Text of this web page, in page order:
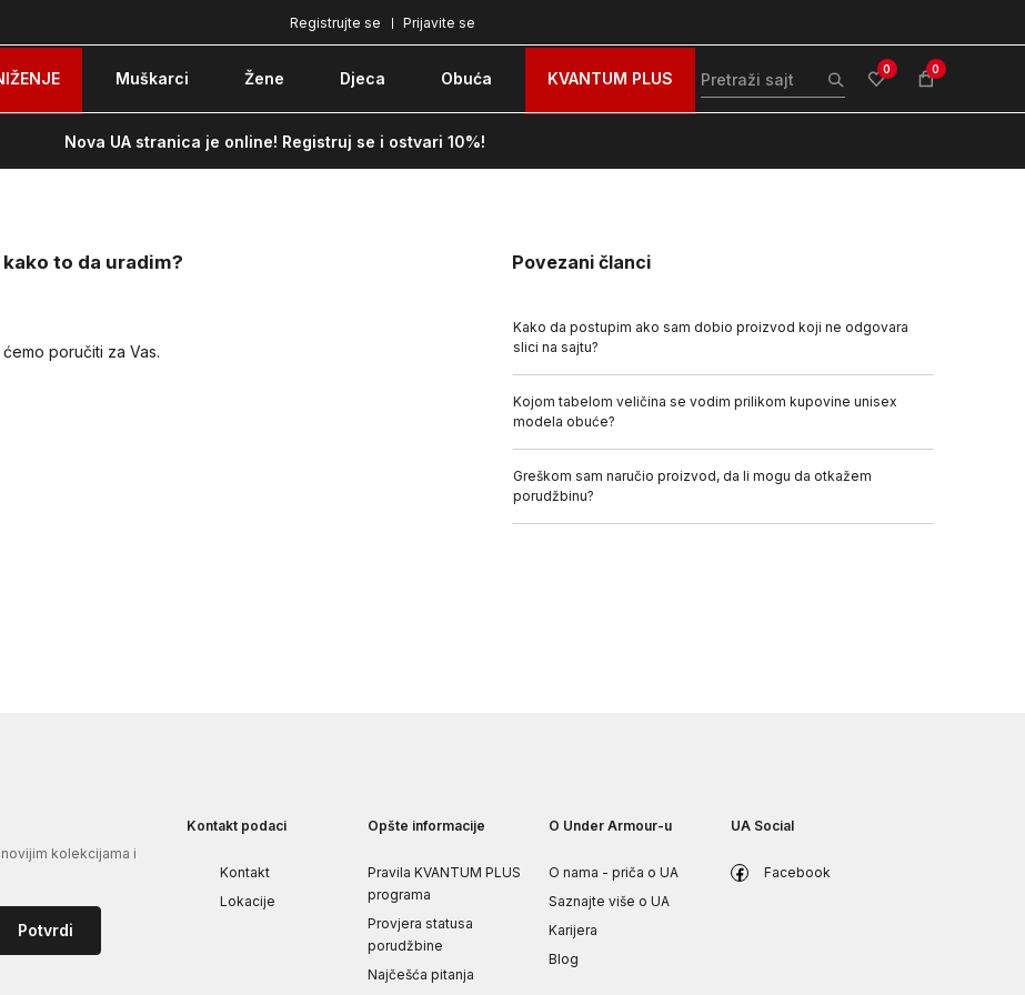
Pozovite nas na: 051/490-130 Besplatna dostava za sve porudžbine iznad 99 BAM
Prijavite se
Registrujte se
Muškarci Žene Djeca Obuća KVANTUM PLUS 0 0
Nova UA stranica je online! Registruj se i ostvari 10%!
to da uradim?
ćemo poručiti za Vas.
Povezani članci
Kako da postupim ako sam dobio proizvod koji ne odgovara
slici na sajtu?
Kojom tabelom veličina se vodim prilikom kupovine unisex
modela obuće?
Greškom sam naručio proizvod, da li mogu da otkažem
porudžbinu?
kolekcijama i
Potvrdi
Kontakt podaci
Kontakt
Lokacije
Opšte informacije
Pravila KVANTUM PLUS
programa
Provjera statusa
porudžbine
Najčešća pitanja
O Under Armour-u
O nama - priča o UA
Saznajte više o UA
Karijera
Blog
UA Social
Facebook